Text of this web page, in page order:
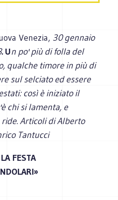
Venezia, 30 gennaio
.Un po' più di folla del
qualche timore in più di
sul selciato ed essere
così è iniziato il
chi si lamenta, e
Articoli di Alberto
Tantucci
FESTA